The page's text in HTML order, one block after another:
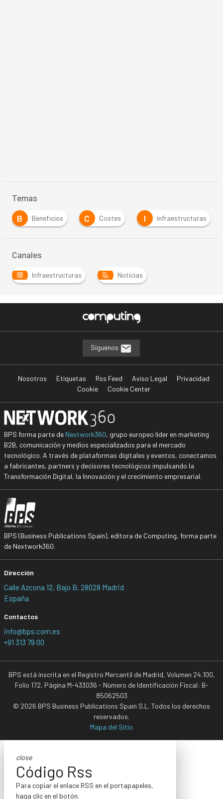
Temas
B
Beneficios C Costes I infraestructuras
Canales
Infraestructuras Noticias
Síguenos
Nosotros Etiquetas Rss Feed Aviso Legal
Privacidad
Cookie
Cookie Center
BPS forma parte de Nextwork360, grupo europeo líder en marketing
B2B, comunicación y medios especializados para el mercado
tecnológico. A través de plataformas digitales y eventos, conectamos
a fabricantes, partners y decisores tecnológicos impulsando la
Transformación Digital, la Innovación y el crecimiento empresarial.
BPS (Business Publications Spain), editora de Computing, forma parte
de Nextwork360.
Dirección
Calle Azcona 12, Bajo B, 28028 Madrid
España
Contactos
info@bps.com.es
+91 313 79 00
BPS está inscrita en el Registro Mercantil de Madrid, Volumen 24.100,
Folio 172, Página M-433036 - Número de Identificación Fiscal: B-
85062503
© 2026 BPS Business Publications Spain S.L. Todos los derechos
reservados.
Mapa del Sitio
close
Código Rss
Para copiar el enlace RSS en el portapapeles,
haga clic en el botón.